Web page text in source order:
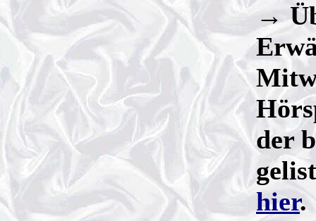
→
der
hier.